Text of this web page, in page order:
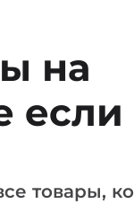
на
если
товары,